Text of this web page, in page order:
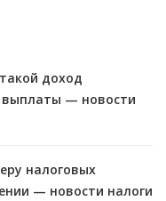
доход
выплаты — новости
налоговых
— новости налоги